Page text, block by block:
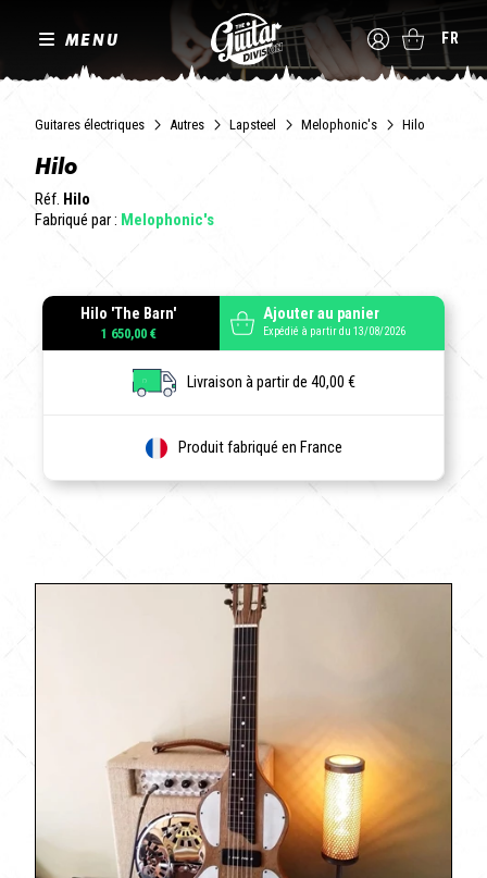
MENU FR
Guitares électriques Autres Lapsteel Melophonic's Hilo
Hilo
Réf. Hilo
Fabriqué par : Melophonic's
Hilo 'The Barn'
1 650,00 €
Ajouter au panier
Expédié à partir du 13/08/2026
Livraison à partir de 40,00 €
Produit fabriqué en France